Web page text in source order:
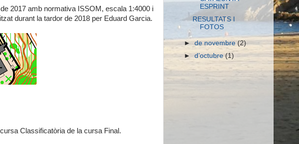
2017 amb normativa ISSOM, escala 1:4000 i
durant la tardor de 2018 per Eduard Garcia.
Classificatòria de la cursa Final.
ESPRINT
RESULTATS I
FOTOS
►de novembre(2)
►d’octubre(1)